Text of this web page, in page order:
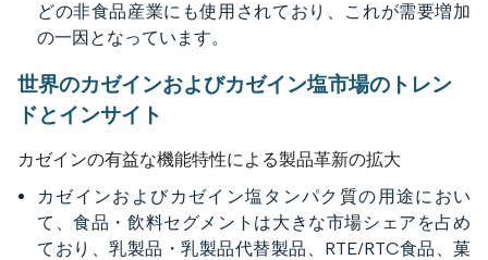
どの非食品産業にも使用されており、これが需要増加
の一因となっています。
世界のカゼインおよびカゼイン塩市場のトレン
ドとインサイト
カゼインの有益な機能特性による製品革新の拡大
カゼインおよびカゼイン塩タンパク質の用途におい
て、食品・飲料セグメントは大きな市場シェアを占め
ており、乳製品・乳製品代替製品、RTE/RTC食品、菓